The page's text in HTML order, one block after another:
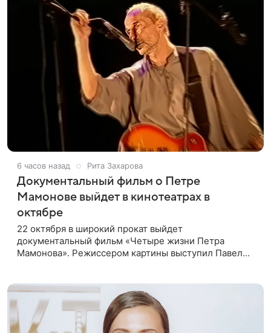
6 часов назад Рита Захарова
Документальный фильм о Петре
Мамонове выйдет в кинотеатрах в
октябре
22 октября в широкий прокат выйдет
документальный фильм «Четыре жизни Петра
Мамонова». Режиссером картины выступил Павел